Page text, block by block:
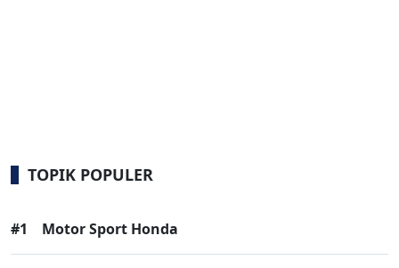
TOPIK POPULER
#1 Motor Sport Honda